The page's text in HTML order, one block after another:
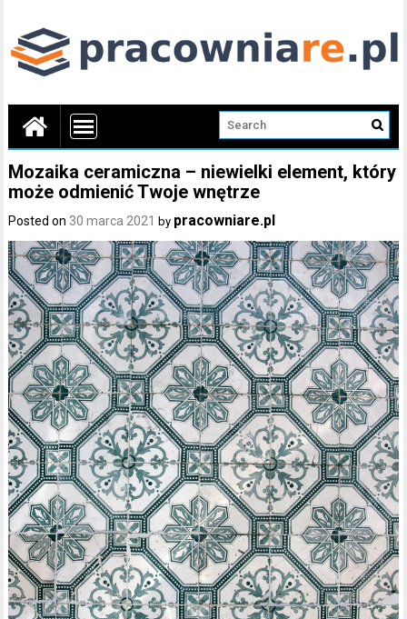
Mozaika ceramiczna – niewielki element, który
może odmienić Twoje wnętrze
Posted on 30 marca 2021 by pracowniare.pl